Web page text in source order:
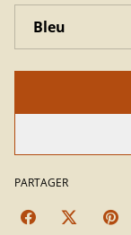
PARTAGER